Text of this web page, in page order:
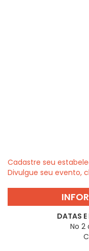
Cadastre seu
Divulgue seu evento,
DATAS
No 2